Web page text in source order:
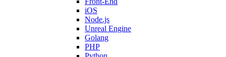
iOS
Node.js
Unreal Engine
Golang
PHP